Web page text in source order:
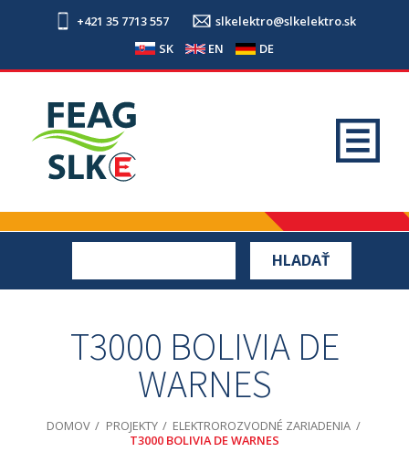
+421 35 7713 557
slkelektro@slkelektro.sk
SK
EN DE
T3000 BOLIVIA DE
WARNES
DOMOV PROJEKTY
ELEKTROROZVODNÉ ZARIADENIA
T3000 BOLIVIA DE WARNES